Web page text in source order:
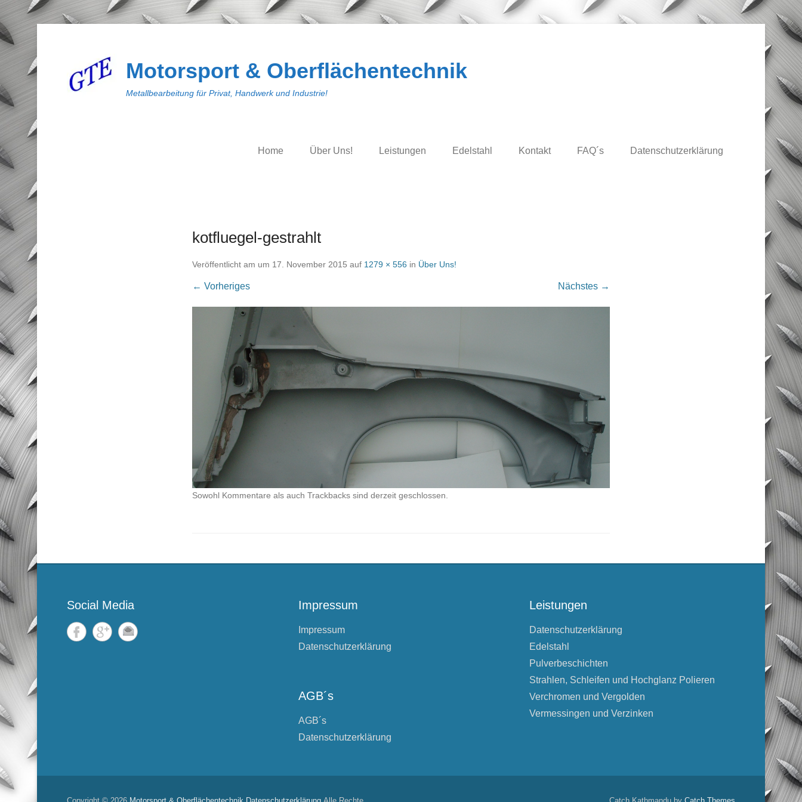
Motorsport & Oberflächentechnik
Metallbearbeitung für Privat, Handwerk und Industrie!
Home Über Uns! Leistungen Edelstahl Kontakt FAQ´s Datenschutzerklärung
kotfluegel-gestrahlt
Veröffentlicht am um 17. November 2015 auf 1279 × 556 in Über Uns!
← Vorheriges Nächstes →
Sowohl Kommentare als auch Trackbacks sind derzeit geschlossen.
Social Media Impressum
Impressum
Datenschutzerklärung
AGB´s
AGB´s
Datenschutzerklärung
Leistungen
Datenschutzerklärung
Edelstahl
Pulverbeschichten
Strahlen, Schleifen und Hochglanz Polieren
Verchromen und Vergolden
Vermessingen und Verzinken